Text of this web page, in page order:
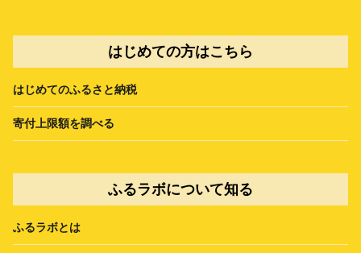
はじめての方はこちら
はじめてのふるさと納税
寄付上限額を調べる
ふるラボについて知る
ふるラボとは